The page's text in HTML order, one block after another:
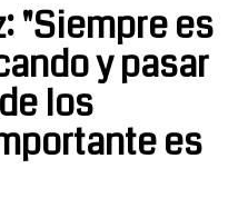
"Siempre es
y pasar
los
es